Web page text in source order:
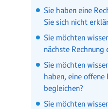
Sie haben eine
Sie sich nicht
Sie möchten
nächste
Sie möchten
haben, eine offene
begleichen?
Sie möchten